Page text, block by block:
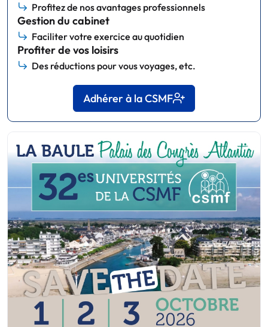
Profitez de nos avantages professionnels
Gestion du cabinet
Faciliter votre exercice au quotidien
Profiter de vos loisirs
Des réductions pour vous voyages, etc.
Adhérer à la CSMF